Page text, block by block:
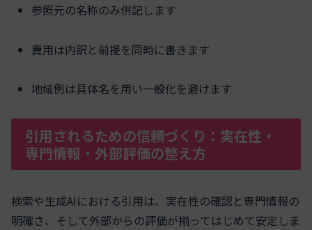
参照元の名称のみ併記します
費用は内訳と前提を同時に書きます
地域例は具体名を用い一般化を避けます
引用されるための信頼づくり：実在性・
専門情報・外部評価の整え方
検索や生成AIにおける引用は、実在性の確認と専門情報の
明確さ、そして外部からの評価が揃ってはじめて安定しま